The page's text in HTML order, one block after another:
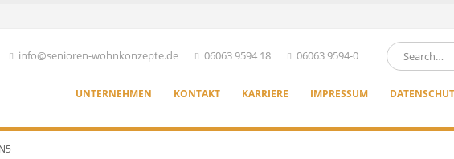
info@senioren-wohnkonzepte.de 06063 9594 18 06063 9594-0
UNTERNEHMEN KONTAKT KARRIERE IMPRESSUM